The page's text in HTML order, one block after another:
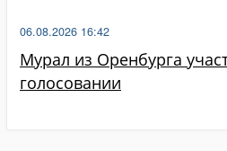
Мурал из Оренбурга
голосовании
06.08.2026 16:42